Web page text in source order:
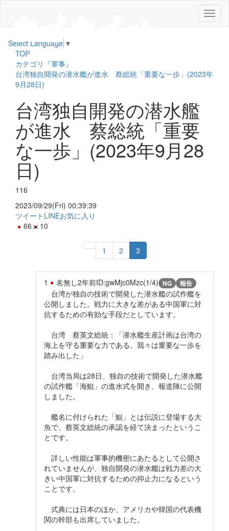
メ
ニ
Select Language ▼
TOP
カテゴリ『軍事』
台湾独自開発の潜水艦が進水 蔡総統「重要な一歩」(2023年
9月28日)
台湾独自開発の潜水艦
が進水 蔡総統「重要
な一歩」(2023年9月28
日)
116
2023/09/29(Fri) 00:39:39
ツイート LINEお気に入り
66
10
1 2 3
1 名無し2年前ID:gwMjc0Mzc(1/4) NG 報告
台湾が独自の技術で開発した潜水艦の試作艦を
公開しました。戦力に大きな差がある中国軍に対
抗するための有効な手段だとしています。
台湾 蔡英文総統：「潜水艦生産計画は台湾の
海上を守る重要な力である。我々は重要な一歩を
踏み出した」
台湾当局は28日、独自の技術で開発した潜水艦
の試作艦「海鯤」の進水式を開き、報道陣に公開
しました。
艦名に付けられた「鯤」とは伝説に登場する大
魚で、蔡英文総統の承認を経て決まったというこ
とです。
詳しい性能は軍事的機密にあたるとして公開さ
れていませんが、独自開発の潜水艦は戦力差の大
きい中国軍に対抗するための抑止力になるという
ことです。
式典には日本のほか、アメリカや韓国の代表機
関の幹部も出席していました。